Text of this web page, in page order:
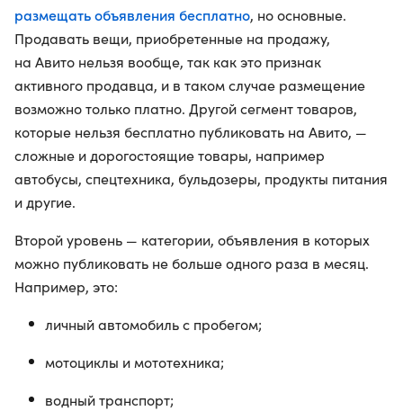
размещать объявления бесплатно, но основные.
Продавать вещи, приобретенные на продажу,
на Авито нельзя вообще, так как это признак
активного продавца, и в таком случае размещение
возможно только платно. Другой сегмент товаров,
которые нельзя бесплатно публиковать на Авито, —
сложные и дорогостоящие товары, например
автобусы, спецтехника, бульдозеры, продукты питания
и другие.
Второй уровень — категории, объявления в которых
можно публиковать не больше одного раза в месяц.
Например, это:
личный автомобиль с пробегом;
мотоциклы и мототехника;
водный транспорт;